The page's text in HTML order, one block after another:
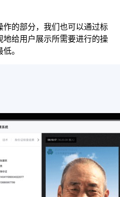
的部分，我们也可以通过标
给用户展示所需要进行的操
。